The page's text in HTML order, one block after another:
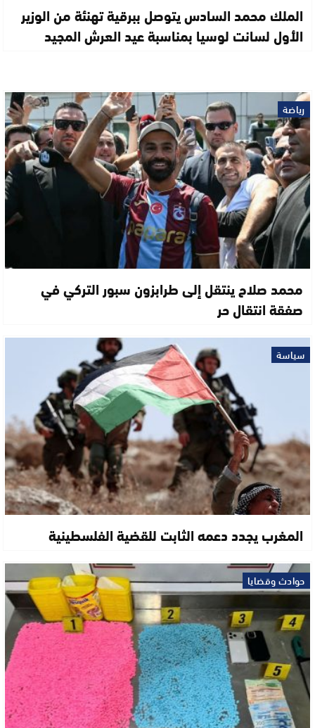
الملك محمد السادس يتوصل ببرقية تهنئة من الوزير
الأول لسانت لوسيا بمناسبة عيد العرش المجيد
رياضة
محمد صلاح ينتقل إلى طرابزون سبور التركي في
صفقة انتقال حر
سياسة
المغرب يجدد دعمه الثابت للقضية الفلسطينية
حوادث وقضايا